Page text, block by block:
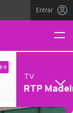
Entrar
TV
RTP